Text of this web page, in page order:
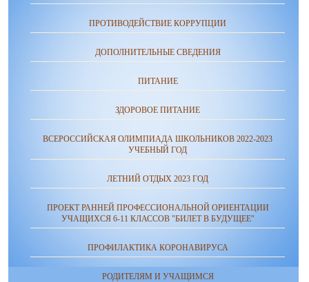
ПРОТИВОДЕЙСТВИЕ КОРРУПЦИИ
ДОПОЛНИТЕЛЬНЫЕ СВЕДЕНИЯ
ПИТАНИЕ
ЗДОРОВОЕ ПИТАНИЕ
ВСЕРОССИЙСКАЯ ОЛИМПИАДА ШКОЛЬНИКОВ 2022-2023
УЧЕБНЫЙ ГОД
ЛЕТНИЙ ОТДЫХ 2023 ГОД
ПРОЕКТ РАННЕЙ ПРОФЕССИОНАЛЬНОЙ ОРИЕНТАЦИИ
УЧАЩИХСЯ 6-11 КЛАССОВ "БИЛЕТ В БУДУЩЕЕ"
ПРОФИЛАКТИКА КОРОНАВИРУСА
РОДИТЕЛЯМ И УЧАЩИМСЯ